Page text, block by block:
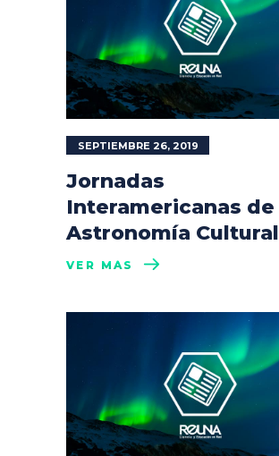
SEPTIEMBRE 26, 2019
Jornadas
Interamericanas de
Astronomía Cultural
VER MÁS